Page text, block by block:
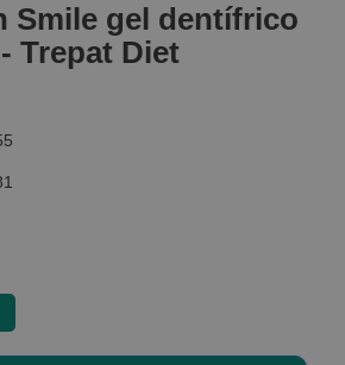
Smile gel dentífrico
Trepat Diet